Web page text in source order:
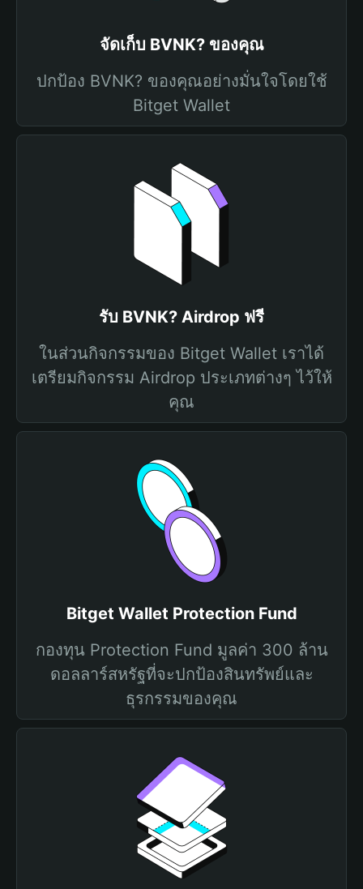
จัดเก็บ BVNK? ของคุณ
ปกป้อง BVNK? ของคุณอย่างมั่นใจโดยใช้
Bitget Wallet
รับ BVNK? Airdrop ฟรี
ในส่วนกิจกรรมของ Bitget Wallet เราได้
เตรียมกิจกรรม Airdrop ประเภทต่างๆ ไว้ให้
คุณ
Bitget Wallet Protection Fund
กองทุน Protection Fund มูลค่า 300 ล้าน
ดอลลาร์สหรัฐที่จะปกป้องสินทรัพย์และ
ธุรกรรมของคุณ